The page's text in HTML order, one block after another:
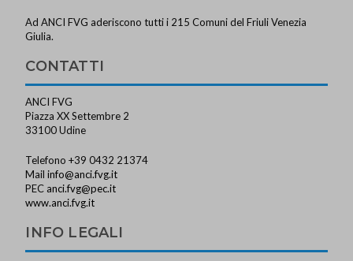
Ad ANCI FVG aderiscono tutti i 215 Comuni del Friuli Venezia
Giulia.
CONTATTI
ANCI FVG
Piazza XX Settembre 2
33100 Udine
Telefono +39 0432 21374
Mailinfo@anci.fvg.it
PEC anci.fvg@pec.it
www.anci.fvg.it
INFO LEGALI